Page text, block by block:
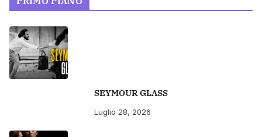
SEYMOUR GLASS
Luglio 28, 2026